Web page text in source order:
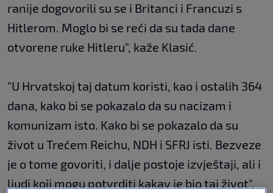
ranije dogovorili su se i Britanci i Francuzi s
Hitlerom. Moglo bi se reći da su tada dane
otvorene ruke Hitleru", kaže Klasić.
"U Hrvatskoj taj datum koristi, kao i ostalih 364
dana, kako bi se pokazalo da su nacizam i
komunizam isto. Kako bi se pokazalo da su
život u Trećem Reichu, NDH i SFRJ isti. Bezveze
je o tome govoriti, i dalje postoje izvještaji, ali i
ljudi koji mogu potvrditi kakav je bio taj život",